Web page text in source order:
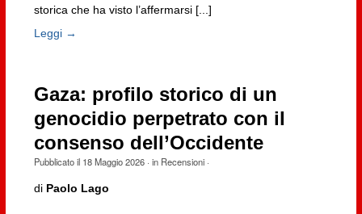
storica che ha visto l’affermarsi [...]
Leggi →
Gaza: profilo storico di un
genocidio perpetrato con il
consenso dell’Occidente
Pubblicato il 18 Maggio 2026· in Recensioni·
di Paolo Lago